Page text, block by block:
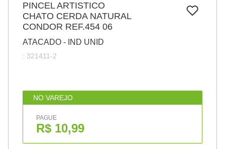
PINCEL ARTISTICO
CHATO CERDA NATURAL
CONDOR REF.454 06
ATACADO - IND UNID
: 321411-2
NO VAREJO
PAGUE
R$ 10,99
papel